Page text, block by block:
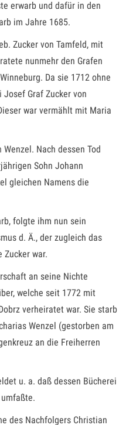
erwarb und dafür in den
im Jahre 1685.
Zucker von Tamfeld, mit
nunmehr den Grafen
Da sie 1712 ohne
Graf Zucker von
war vermählt mit Maria
Nach dessen Tod
Sohn Johann
gleichen Namens die
folgte ihm nun sein
d. Ä., der zugleich das
war.
an seine Nichte
welche seit 1772 mit
verheiratet war. Sie starb
Wenzel (gestorben am
an die Freiherren
u. a. daß dessen Bücherei
des Nachfolgers Christian